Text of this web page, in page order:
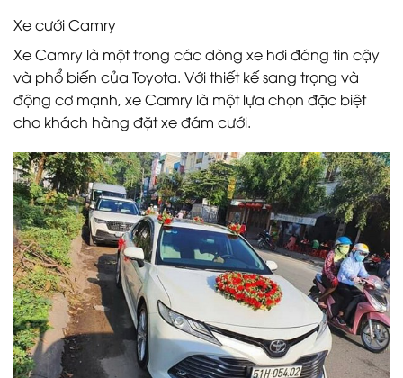
Xe cưới Camry
Xe Camry là một trong các dòng xe hơi đáng tin cậy
và phổ biến của Toyota. Với thiết kế sang trọng và
động cơ mạnh, xe Camry là một lựa chọn đặc biệt
cho khách hàng đặt xe đám cưới.